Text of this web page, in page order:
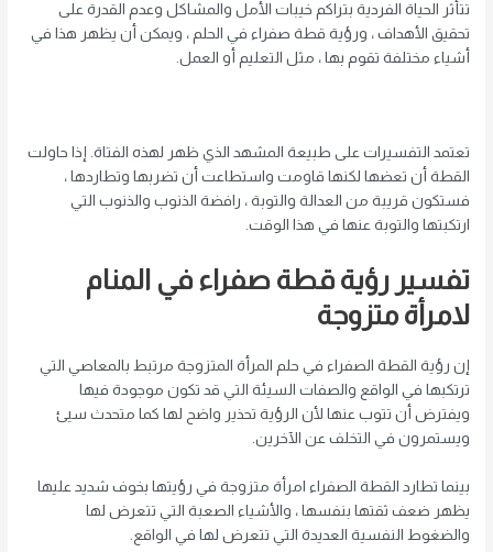
تتأثر الحياة الفردية بتراكم خيبات الأمل والمشاكل وعدم القدرة على
تحقيق الأهداف ، ورؤية قطة صفراء في الحلم ، ويمكن أن يظهر هذا في
أشياء مختلفة تقوم بها ، مثل التعليم أو العمل.
تعتمد التفسيرات على طبيعة المشهد الذي ظهر لهذه الفتاة. إذا حاولت
القطة أن تعضها لكنها قاومت واستطاعت أن تضربها وتطاردها ،
فستكون قريبة من العدالة والتوبة ، رافضة الذنوب والذنوب التي
ارتكبتها والتوبة عنها في هذا الوقت.
تفسير رؤية قطة صفراء في المنام
لامرأة متزوجة
إن رؤية القطة الصفراء في حلم المرأة المتزوجة مرتبط بالمعاصي التي
ترتكبها في الواقع والصفات السيئة التي قد تكون موجودة فيها
ويفترض أن تتوب عنها لأن الرؤية تحذير واضح لها كما متحدث سيئ
ويستمرون في التخلف عن الآخرين.
بينما تطارد القطة الصفراء امرأة متزوجة في رؤيتها بخوف شديد عليها
يظهر ضعف ثقتها بنفسها ، والأشياء الصعبة التي تتعرض لها
والضغوط النفسية العديدة التي تتعرض لها في الواقع.